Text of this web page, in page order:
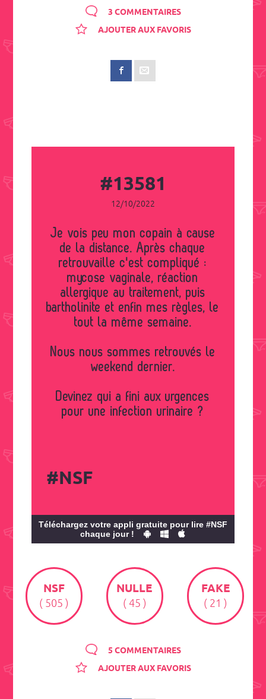
3 COMMENTAIRES
AJOUTER AUX FAVORIS
#13581
12/10/2022
Je vois peu mon copain à cause
de la distance. Après chaque
retrouvaille c'est compliqué :
mycose vaginale, réaction
allergique au traitement, puis
bartholinite et enfin mes règles, le
tout la même semaine.
Nous nous sommes retrouvés le
weekend dernier.
Devinez qui a fini aux urgences
pour une infection urinaire ?
#NSF
Téléchargez votre appli gratuite pour lire #NSF
chaque jour !
NSF
( 505 )
NULLE
( 45 )
FAKE
( 21 )
5 COMMENTAIRES
AJOUTER AUX FAVORIS